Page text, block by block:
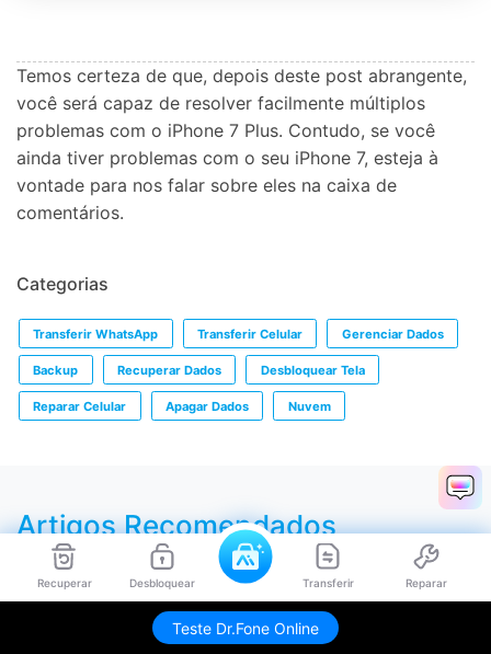
Recuperar Desbloquear Transferir Reparar
Teste Dr.Fone Online
Temos certeza de que, depois deste post abrangente,
você será capaz de resolver facilmente múltiplos
problemas com o iPhone 7 Plus. Contudo, se você
ainda tiver problemas com o seu iPhone 7, esteja à
vontade para nos falar sobre eles na caixa de
comentários.
Categorias
Transferir WhatsApp Transferir Celular Gerenciar Dados
Backup Recuperar Dados Desbloquear Tela
Reparar Celular Apagar Dados Nuvem
Artigos Recomendados